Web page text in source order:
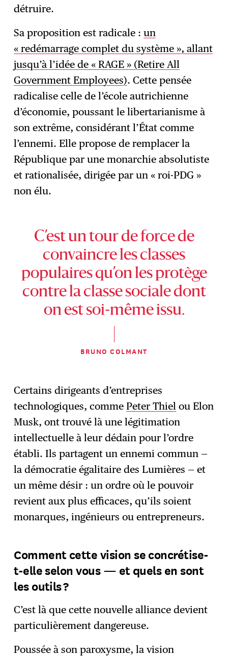
détruire.
Sa proposition est radicale :un
« redémarrage complet du système », allant
jusqu’à l’idée de « RAGE » (Retire All
Government Employees). Cette pensée
radicalise celle de l’école autrichienne
d’économie, poussant le libertarianisme à
son extrême, considérant l’État comme
l’ennemi. Elle propose de remplacer la
République par une monarchie absolutiste
et rationalisée, dirigée par un « roi-PDG »
non élu.
C’est un tour de force de
convaincre les classes
populaires qu’on les protège
contre la classe sociale dont
on est soi-même issu.
BRUNO COLMANT
Certains dirigeants d’entreprises
technologiques, commePeter Thiel ou Elon
Musk, ont trouvé là une légitimation
intellectuelle à leur dédain pour l’ordre
établi. Ils partagent un ennemi commun —
la démocratie égalitaire des Lumières — et
un même désir : un ordre où le pouvoir
revient aux plus efficaces, qu’ils soient
monarques, ingénieurs ou entrepreneurs.
Comment cette vision se concrétise-
t-elle selon vous — et quels en sont
les outils ?
C’est là que cette nouvelle alliance devient
particulièrement dangereuse.
Poussée à son paroxysme, la vision